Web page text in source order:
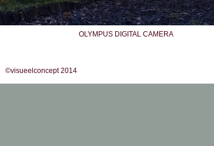
OLYMPUS DIGITAL CAMERA
©visueelconcept 2014